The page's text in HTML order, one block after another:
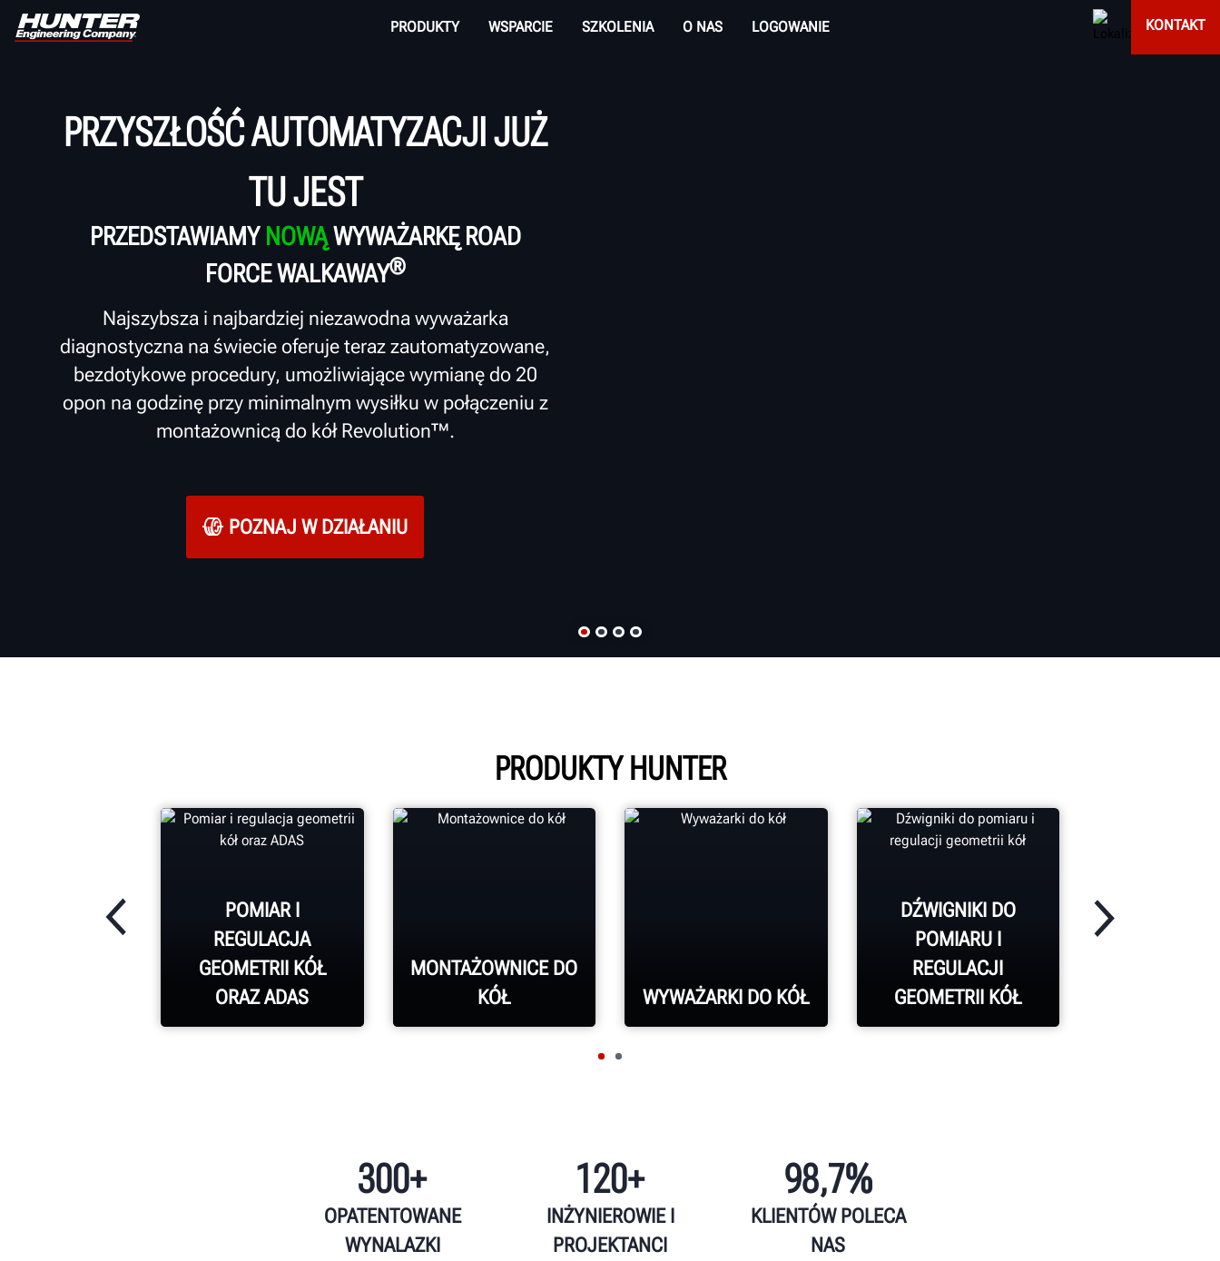
PRODUKTY WSPARCIE SZKOLENIA O NAS LOGOWANIE KONTAKT
PRZYSZŁOŚĆ AUTOMATYZACJI JUŻ
TU JEST
PRZEDSTAWIAMY NOWĄWYWAŻARKĘ ROAD
FORCE WALKAWAY®
Najszybsza i najbardziej niezawodna wyważarka
diagnostyczna na świecie oferuje teraz zautomatyzowane,
bezdotykowe procedury, umożliwiające wymianę do 20
opon na godzinę przy minimalnym wysiłku w połączeniu z
montażownicą do kół Revolution™.
POZNAJ W DZIAŁANIU
PRODUKTY HUNTER
POMIAR I
REGULACJA
GEOMETRII KÓŁ
ORAZ ADAS
MONTAŻOWNICE DO
KÓŁ
WYWAŻARKI DO KÓŁ
DŹWIGNIKI DO
POMIARU I
REGULACJI
GEOMETRII KÓŁ
DOWIEDZ SIĘ WIĘCEJ
300+
OPATENTOWANE
WYNALAZKI
120+
INŻYNIEROWIE I
PROJEKTANCI
98,7%
KLIENTÓW POLECA
NAS